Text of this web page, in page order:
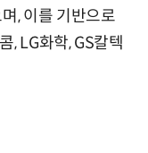
, 이를 기반으로
, LG화학, GS칼텍